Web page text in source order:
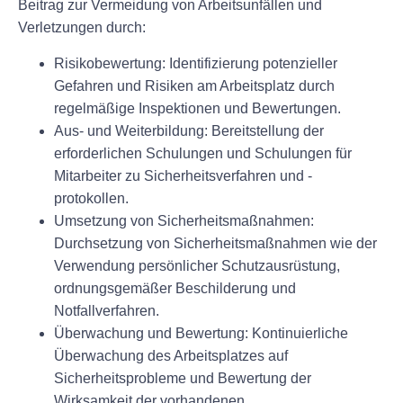
Beitrag zur Vermeidung von Arbeitsunfällen und
Verletzungen durch:
Risikobewertung: Identifizierung potenzieller
Gefahren und Risiken am Arbeitsplatz durch
regelmäßige Inspektionen und Bewertungen.
Aus- und Weiterbildung: Bereitstellung der
erforderlichen Schulungen und Schulungen für
Mitarbeiter zu Sicherheitsverfahren und -
protokollen.
Umsetzung von Sicherheitsmaßnahmen:
Durchsetzung von Sicherheitsmaßnahmen wie der
Verwendung persönlicher Schutzausrüstung,
ordnungsgemäßer Beschilderung und
Notfallverfahren.
Überwachung und Bewertung: Kontinuierliche
Überwachung des Arbeitsplatzes auf
Sicherheitsprobleme und Bewertung der